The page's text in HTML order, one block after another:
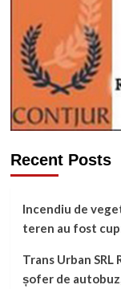
Recent Posts
Incendiu de
teren au fost
Trans Urban
șofer de